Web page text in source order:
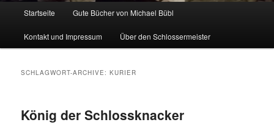
Zum Inhalt wechseln
Zum sekundären Inhalt wechseln
Startseite Gute Bücher von Michael Bübl
Kontakt und Impressum Über den Schlossermeister
SCHLAGWORT-ARCHIVE:KURIER
König der Schlossknacker